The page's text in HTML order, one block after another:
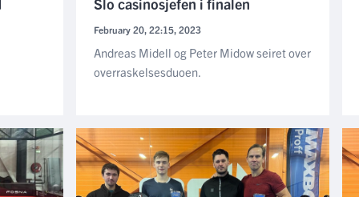
February 20, 22:15, 2023
Andreas Midell og Peter Midow seiret over
overraskelsesduoen.